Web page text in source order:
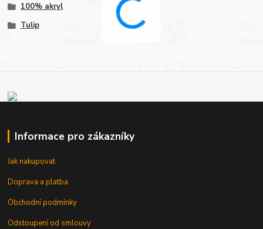
100% akryl
Tulip
Informace pro zákazníky
Jak nakupovat
Doprava a platba
Obchodní podmínky
Odstoupení od smlouvy